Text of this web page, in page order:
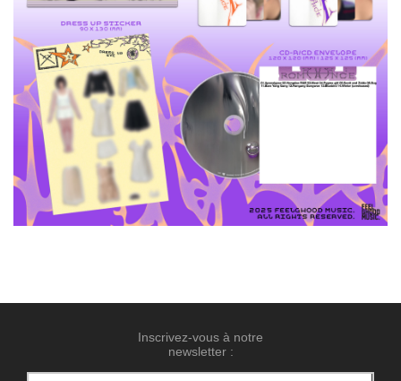
Inscrivez-vous à notre
newsletter :